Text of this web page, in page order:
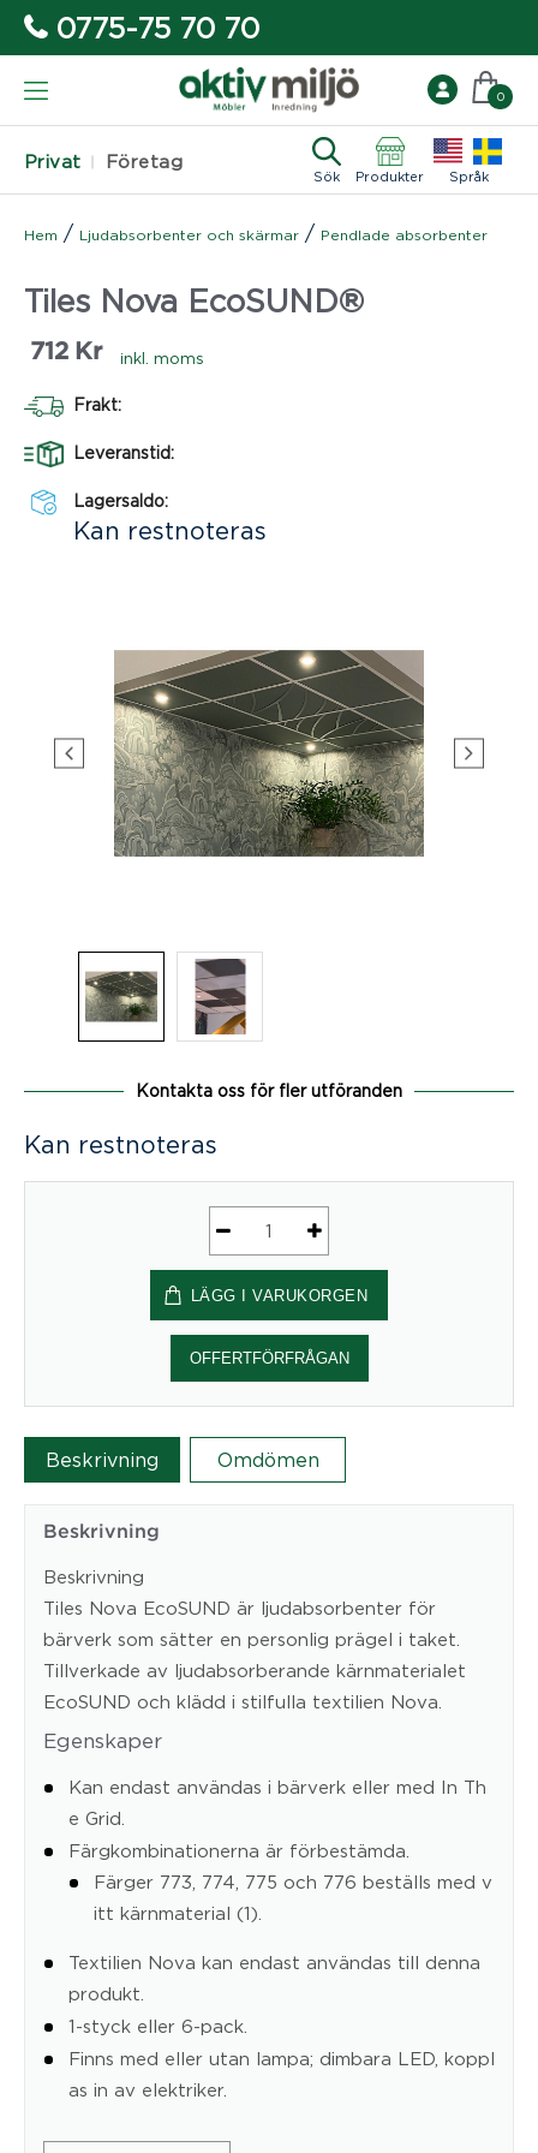
0775-75 70 70
Privat Företag
Sök Produkter Språk
0
Hem / Ljudabsorbenter och skärmar / Pendlade absorbenter
Tiles Nova EcoSUND®
712 Kr inkl. moms
Frakt:
Leveranstid:
Lagersaldo:
Kan restnoteras
Kontakta oss för fler utföranden
Kan restnoteras
Nova
EcoSUND®
mängd
LÄGG I VARUKORGEN
OFFERTFÖRFRÅGAN
Beskrivning Omdömen
Beskrivning
Beskrivning
Tiles Nova EcoSUND är ljudabsorbenter för
bärverk som sätter en personlig prägel i taket.
Tillverkade av ljudabsorberande kärnmaterialet
EcoSUND och klädd i stilfulla textilien Nova.
Egenskaper
Kan endast användas i bärverk eller med In Th
e Grid.
Färgkombinationerna är förbestämda.
Färger 773, 774, 775 och 776 beställs med v
itt kärnmaterial (1).
Textilien Nova kan endast användas till denna
produkt.
1-styck eller 6-pack.
Finns med eller utan lampa; dimbara LED, koppl
as in av elektriker.